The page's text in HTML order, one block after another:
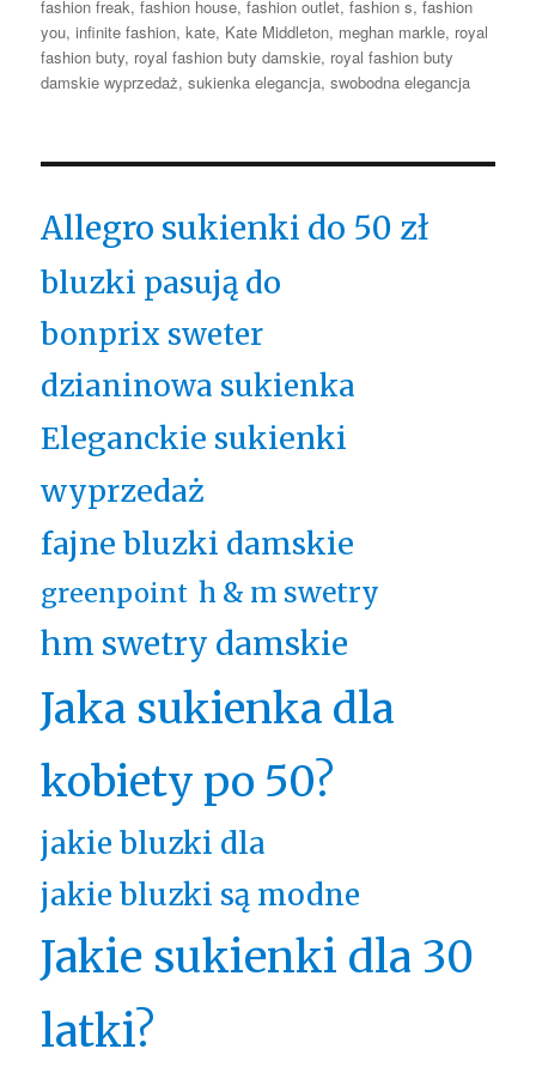
fashion freak,fashion house,fashion outlet,fashion s,fashion
you,infinite fashion,kate, Kate Middleton, meghan markle, royal
fashion buty, royal fashion buty damskie, royal fashion buty
damskie wyprzedaż,sukienka elegancja,swobodna elegancja
Allegro sukienki do 50 zł
bluzki pasują do
bonprix sweter
dzianinowa sukienka
Eleganckie sukienki
wyprzedaż
fajne bluzki damskie
greenpoint h & m swetry
hm swetry damskie
Jaka sukienka dla
kobiety po 50?
jakie bluzki dla
jakie bluzki są modne
Jakie sukienki dla 30
latki?